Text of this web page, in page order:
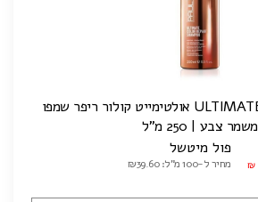
ULTIMATE COLOR REPAIR אולטימייט קולור ריפר שמפו
משמר צבע | 250 מ"ל
פול מיטשל
₪ מחיר ל-100 מ"ל: ₪39.60